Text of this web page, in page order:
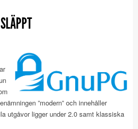
”modern” och innehåller
utgåvor ligger under 2.0 samt klassiska